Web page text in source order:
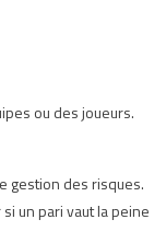
ou des joueurs.
gestion des risques.
un pari vaut la peine